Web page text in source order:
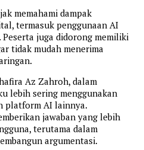
memahami dampak
termasuk penggunaan AI
juga didorong memiliki
tidak mudah menerima
Az Zahroh, dalam
lebih sering menggunakan
platform AI lainnya.
jawaban yang lebih
terutama dalam
argumentasi.